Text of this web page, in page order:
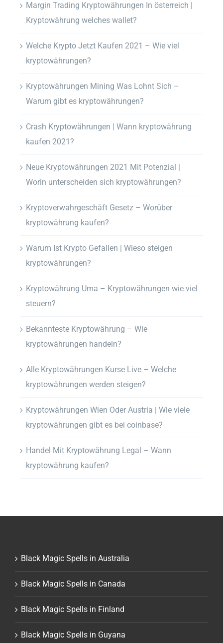
Margin Trading Kryptowährungen In österreich |
Kryptowährung welches wallet?
Welche Krypto Jetzt Kaufen 2021 – Wie viel
kryptowährungen?
Kryptowährungen Mining Was Lohnt Sich –
Warum gibt es kryptowährungen?
Crash Kryptowährungen | Wann kryptowährung
kaufen 2021?
Neue Kryptowährungen 2021 Mit Potenzial |
Worin unterscheiden sich kryptowährungen?
Kryptoverwahrgeschäft Gesetz – Worüber
kryptowährung kaufen?
Warum Ist Krypto Gefallen | Wieso steigen
kryptowährungen?
Kryptowährung Uma – Kryptowährungen wie viel
steuern?
Bekannteste Kryptowährung – Wie
kryptowährungen handeln?
Alle Kryptowährungen Kurse Live – Welche
kryptowährungen werden steigen?
Kryptowährungen Wien Oder Austria | Wie viele
kryptowährungen gibt es bei coinbase?
Handel Mit Kryptowährung Legal – Wann
kryptowährung kaufen?
Black Magic Spells in Australia
Black Magic Spells in Canada
Black Magic Spells in Finland
Black Magic Spells in Guyana